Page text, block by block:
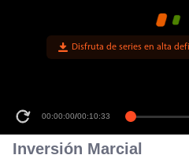
Disfruta de series en alta
00:00:00/00:10:33
Inversión Marcial